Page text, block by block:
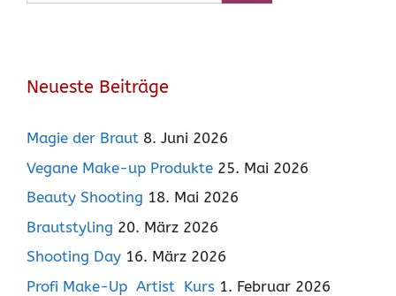
Neueste Beiträge
Magie der Braut 8. Juni 2026
Vegane Make-up Produkte 25. Mai 2026
Beauty Shooting 18. Mai 2026
Brautstyling 20. März 2026
Shooting Day 16. März 2026
Profi Make-Up Artist Kurs 1. Februar 2026